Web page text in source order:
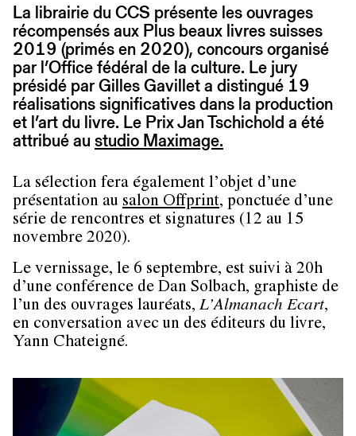
La librairie du CCS présente les ouvrages
récompensés aux Plus beaux livres suisses
2019 (primés en 2020), concours organisé
par l’Office fédéral de la culture. Le jury
présidé par Gilles Gavillet a distingué 19
réalisations significatives dans la production
et l’art du livre. Le Prix Jan Tschichold a été
attribué au studio Maximage.
La sélection fera également l’objet d’une
présentation au salon Offprint, ponctuée d’une
série de rencontres et signatures (12 au 15
novembre 2020).
Le vernissage, le 6 septembre, est suivi à 20h
d’une conférence de Dan Solbach, graphiste de
l’un des ouvrages lauréats, L’Almanach Ecart,
en conversation avec un des éditeurs du livre,
Yann Chateigné.